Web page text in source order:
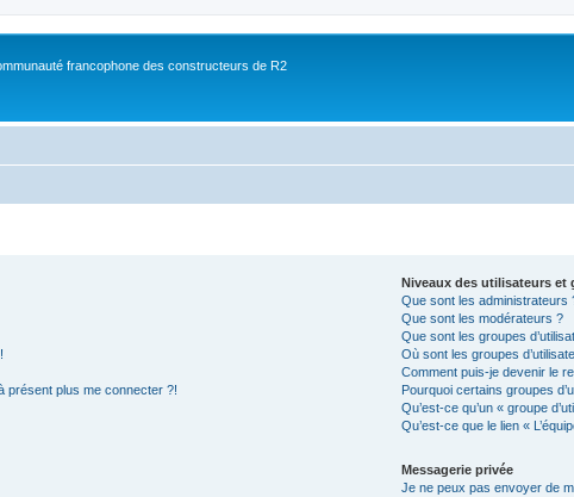
francophone des constructeurs de R2
présent plus me connecter ?!
Niveaux des utilisateurs et
Que sont les administrateurs
Que sont les modérateurs ?
Que sont les groupes
Où sont les groupes
Comment puis-je devenir le
Pourquoi certains groupes
Qu’est-ce qu’un « groupe
Qu’est-ce que le lien «
Messagerie privée
Je ne peux pas envoyer de